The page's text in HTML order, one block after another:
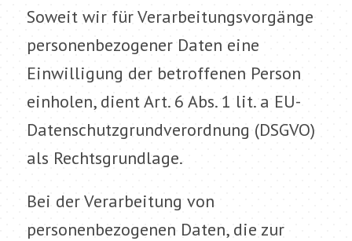
Soweit wir für Verarbeitungsvorgänge
personenbezogener Daten eine
Einwilligung der betroffenen Person
einholen, dient Art. 6 Abs. 1 lit. a EU-
Datenschutzgrundverordnung (DSGVO)
als Rechtsgrundlage.
Bei der Verarbeitung von
personenbezogenen Daten, die zur